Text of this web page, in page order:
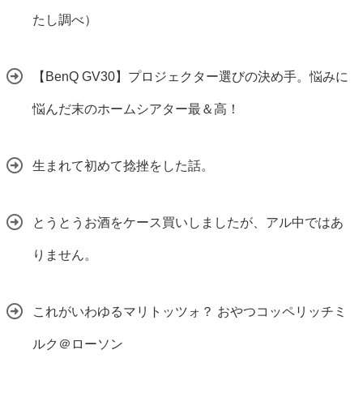
たし調べ）
【BenQ GV30】プロジェクター選びの決め手。悩みに
悩んだ末のホームシアター最＆高！
生まれて初めて捻挫をした話。
とうとうお酒をケース買いしましたが、アル中ではあ
りません。
これがいわゆるマリトッツォ？ おやつコッペリッチミ
ルク＠ローソン